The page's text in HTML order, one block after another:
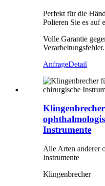
Perfekt für die
Polieren Sie es auf
Volle Garantie
Verarbeitungsfehler.
AnfrageDetail
Instrumente
Alle Arten anderer
Instrumente
Klingenbrecher